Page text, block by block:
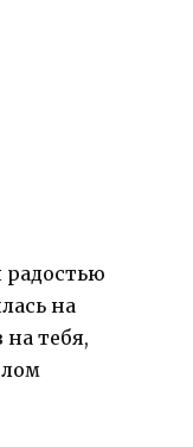
радостью
на
тебя,